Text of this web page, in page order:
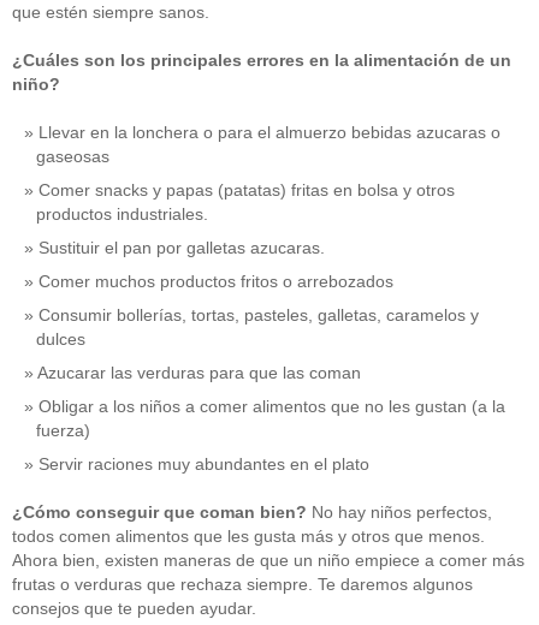
que estén siempre sanos.
¿Cuáles son los principales errores en la alimentación de un
niño?
Llevar en la lonchera o para el almuerzo bebidas azucaras o
gaseosas
Comer snacks y papas (patatas) fritas en bolsa y otros
productos industriales.
Sustituir el pan por galletas azucaras.
Comer muchos productos fritos o arrebozados
Consumir bollerías, tortas, pasteles, galletas, caramelos y
dulces
Azucarar las verduras para que las coman
Obligar a los niños a comer alimentos que no les gustan (a la
fuerza)
Servir raciones muy abundantes en el plato
¿Cómo conseguir que coman bien? No hay niños perfectos,
todos comen alimentos que les gusta más y otros que menos.
Ahora bien, existen maneras de que un niño empiece a comer más
frutas o verduras que rechaza siempre. Te daremos algunos
consejos que te pueden ayudar.